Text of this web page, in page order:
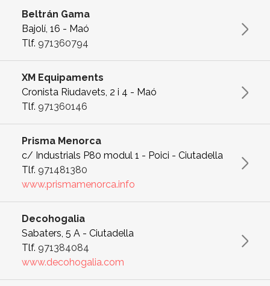
Beltrán Gama
Bajolí, 16 - Maó
Tlf. 971360794
XM Equipaments
Cronista Riudavets, 2 i 4 - Maó
Tlf. 971360146
Prisma Menorca
c/ Industrials P80 modul 1 - Poici - Ciutadella
Tlf. 971481380
www.prismamenorca.info
Decohogalia
Sabaters, 5 A - Ciutadella
Tlf. 971384084
www.decohogalia.com